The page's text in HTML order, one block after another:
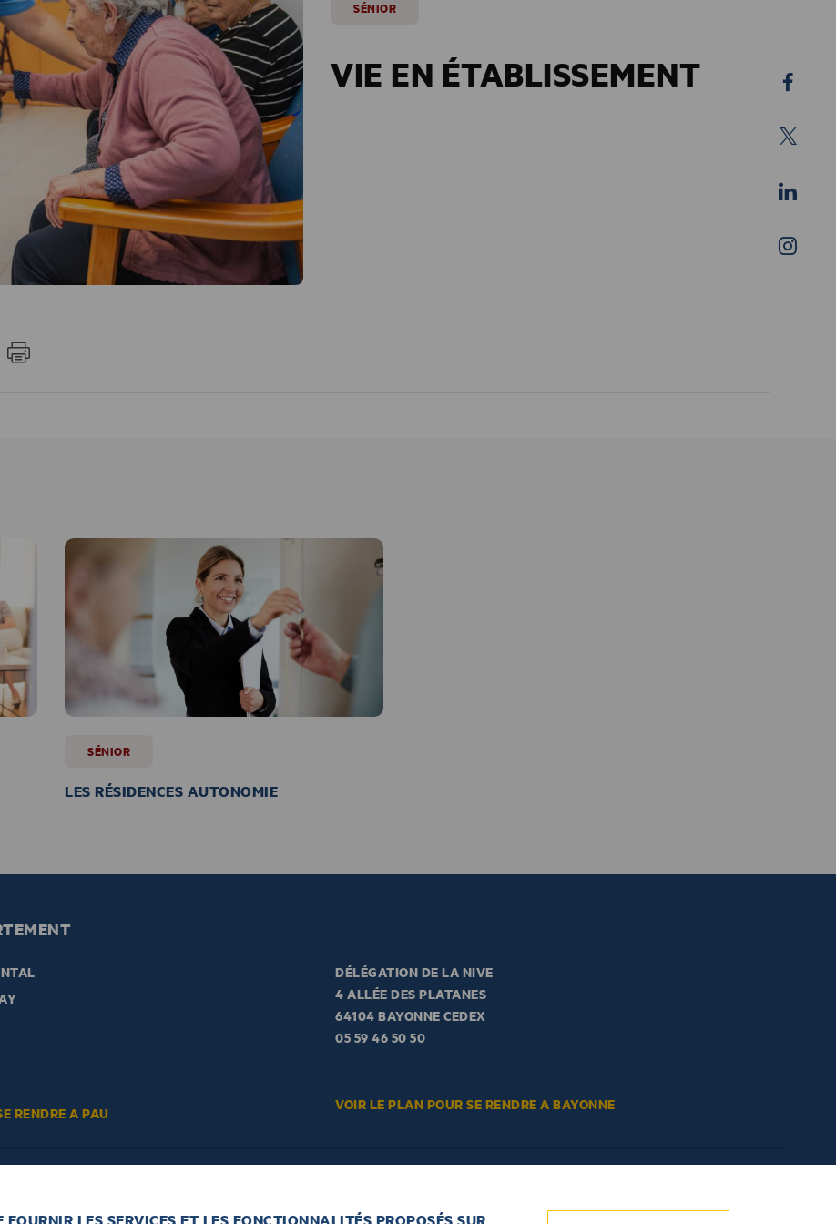
SÉNIOR
VIE EN ÉTABLISSEMENT
SÉNIOR
LES RÉSIDENCES AUTONOMIE
RENDRE A PAU
DÉLÉGATION DE LA NIVE
4 ALLÉE DES PLATANES
64104 BAYONNE CEDEX
05 59 46 50 50
VOIR LE PLAN POUR SE RENDRE A BAYONNE
LES SERVICES ET LES FONCTIONNALITÉS PROPOSÉS SUR